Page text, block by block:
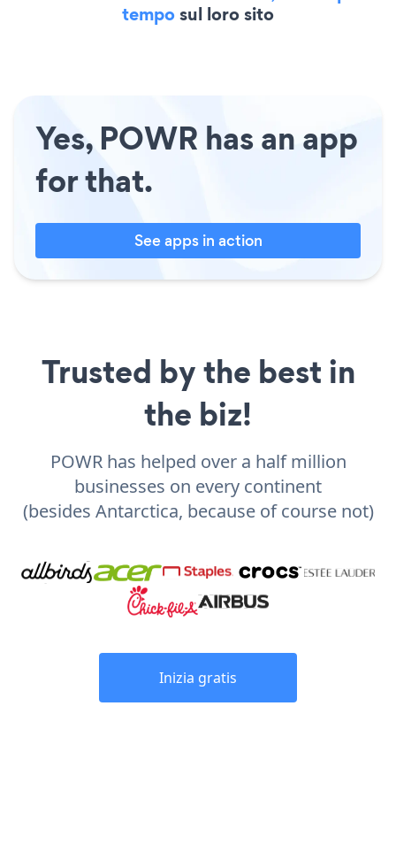
temposul loro sito
Yes, POWR has an app
for that.
See apps in action
Trusted by the best in
the biz!
POWR has helped over a half million
businesses on every continent
(besides Antarctica, because of course not)
Inizia gratis